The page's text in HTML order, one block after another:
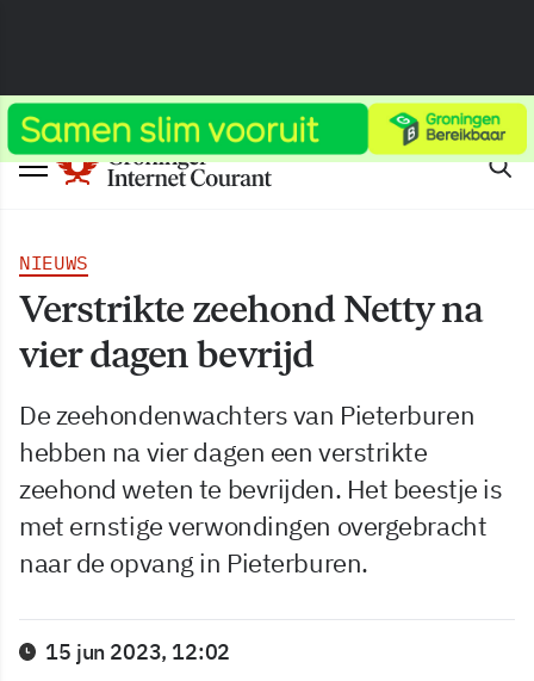
NIEUWS
Verstrikte zeehond Netty na
vier dagen bevrijd
De zeehondenwachters van Pieterburen
hebben na vier dagen een verstrikte
zeehond weten te bevrijden. Het beestje is
met ernstige verwondingen overgebracht
naar de opvang in Pieterburen.
15 jun 2023, 12:02